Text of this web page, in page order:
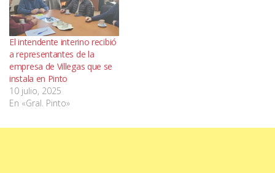
El intendente interino recibió
a representantes de la
empresa de Villegas que se
instala en Pinto
10 julio, 2025
En «Gral. Pinto»